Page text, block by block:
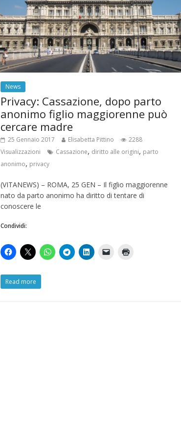
News
Privacy: Cassazione, dopo parto
anonimo figlio maggiorenne può
cercare madre
25 Gennaio 2017 Elisabetta Pittino
2288
Visualizzazioni
Cassazione, diritto alle origini, parto
anonimo, privacy
(VITANEWS) – ROMA, 25 GEN – Il figlio maggiorenne
nato da parto anonimo ha diritto di tentare di
conoscere le
Condividi:
Read more